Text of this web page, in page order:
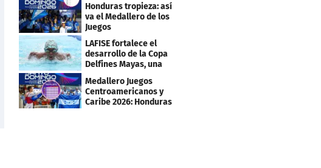
Honduras tropieza: así
va el Medallero de los
Juegos
Centroamericanos y
Caribe 2026
LAFISE fortalece el
desarrollo de la Copa
Delfines Mayas, una
fiesta para la natación
Medallero Juegos
Centroamericanos y
Caribe 2026: Honduras